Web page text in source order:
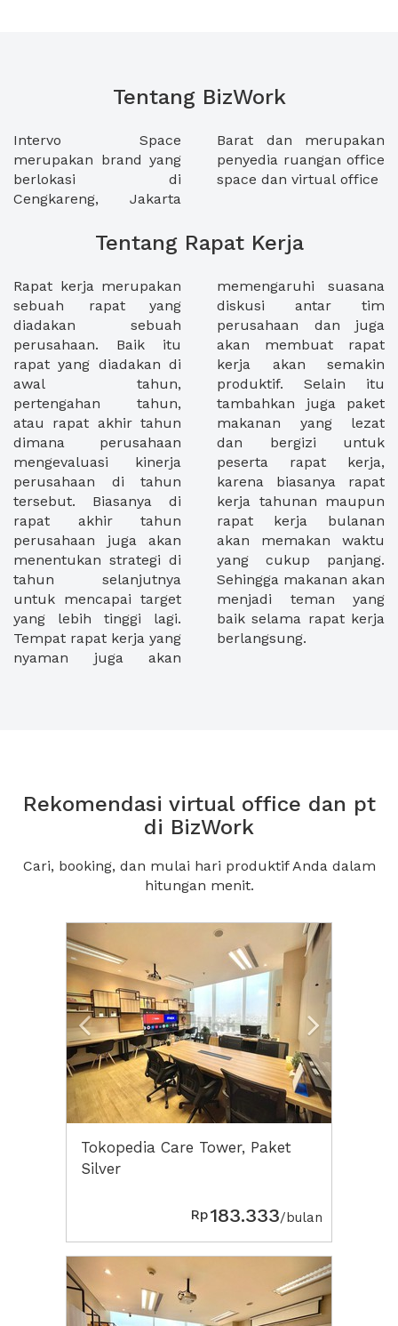
Tentang BizWork
Intervo Space
merupakan brand yang
berlokasi di
Cengkareng, Jakarta
Barat dan merupakan
penyedia ruangan office
space dan virtual office
Tentang Rapat Kerja
Rapat kerja merupakan
sebuah rapat yang
diadakan sebuah
perusahaan. Baik itu
rapat yang diadakan di
awal tahun,
pertengahan tahun,
atau rapat akhir tahun
dimana perusahaan
mengevaluasi kinerja
perusahaan di tahun
tersebut. Biasanya di
rapat akhir tahun
perusahaan juga akan
menentukan strategi di
tahun selanjutnya
untuk mencapai target
yang lebih tinggi lagi.
Tempat rapat kerja yang
nyaman juga akan
memengaruhi suasana
diskusi antar tim
perusahaan dan juga
akan membuat rapat
kerja akan semakin
produktif. Selain itu
tambahkan juga paket
makanan yang lezat
dan bergizi untuk
peserta rapat kerja,
karena biasanya rapat
kerja tahunan maupun
rapat kerja bulanan
akan memakan waktu
yang cukup panjang.
Sehingga makanan akan
menjadi teman yang
baik selama rapat kerja
berlangsung.
Rekomendasi virtual office dan pt
di BizWork
Cari, booking, dan mulai hari produktif Anda dalam
hitungan menit.
Next2
Tokopedia Care Tower, Paket
Silver
Rp183.333/bulan
Previous Next2